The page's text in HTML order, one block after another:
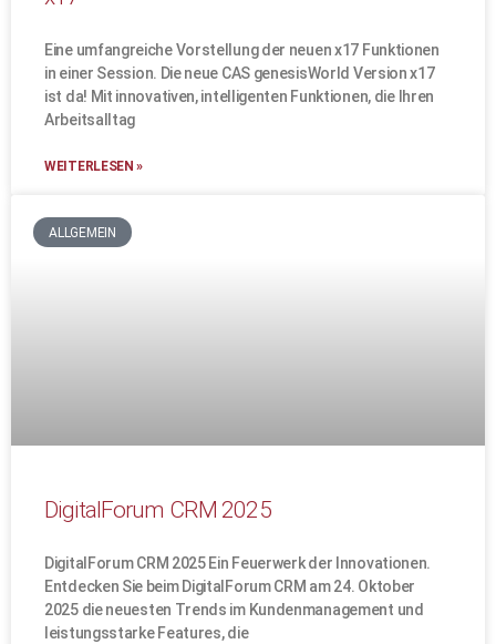
Eine umfangreiche Vorstellung der neuen x17 Funktionen
in einer Session. Die neue CAS genesisWorld Version x17
ist da! Mit innovativen, intelligenten Funktionen, die Ihren
Arbeitsalltag
WEITERLESEN »
ALLGEMEIN
DigitalForum CRM 2025
DigitalForum CRM 2025 Ein Feuerwerk der Innovationen.
Entdecken Sie beim DigitalForum CRM am 24. Oktober
2025 die neuesten Trends im Kundenmanagement und
leistungsstarke Features, die